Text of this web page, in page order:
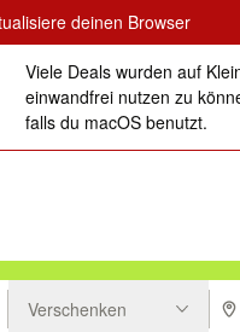
deinen Browser
Viele Deals wurden auf
einwandfrei nutzen zu
falls du macOS benutzt.
um zu suchen, oder
Verschenken